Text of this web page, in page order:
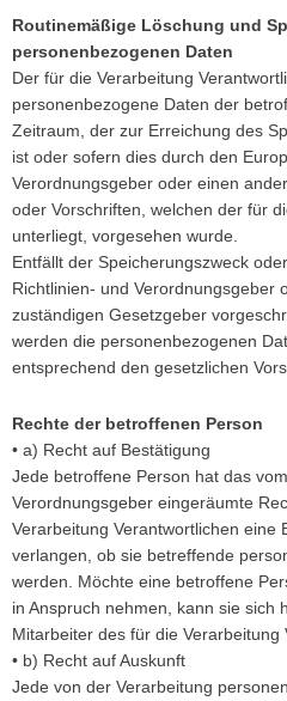
Routinemäßige Löschung und
personenbezogenen Daten
Der für die Verarbeitung
personenbezogene Daten der
Zeitraum, der zur Erreichung des
ist oder sofern dies durch den
Verordnungsgeber oder einen
oder Vorschriften, welchen der für
unterliegt, vorgesehen wurde.
Entfällt der Speicherungszweck
Richtlinien- und Verordnungsgeber
zuständigen Gesetzgeber
werden die personenbezogenen
entsprechend den gesetzlichen
Rechte der betroffenen Person
• a) Recht auf Bestätigung
Jede betroffene Person hat das
Verordnungsgeber eingeräumte
Verarbeitung Verantwortlichen eine
verlangen, ob sie betreffende
werden. Möchte eine betroffene
in Anspruch nehmen, kann sie sich
Mitarbeiter des für die Verarbeitung
• b) Recht auf Auskunft
Jede von der Verarbeitung